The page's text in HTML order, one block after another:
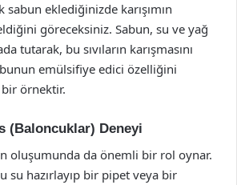
sabun eklediğinizde karışımın
göreceksiniz. Sabun, su ve yağ
tutarak, bu sıvıların karışmasını
emülsifiye edici özelliğini
örnektir.
(Baloncuklar) Deneyi
oluşumunda da önemli bir rol oynar.
su hazırlayıp bir pipet veya bir